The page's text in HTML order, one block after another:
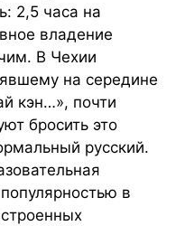
2,5 часа на
владение
В Чехии
на середине
кэн…», почти
бросить это
русский.
в